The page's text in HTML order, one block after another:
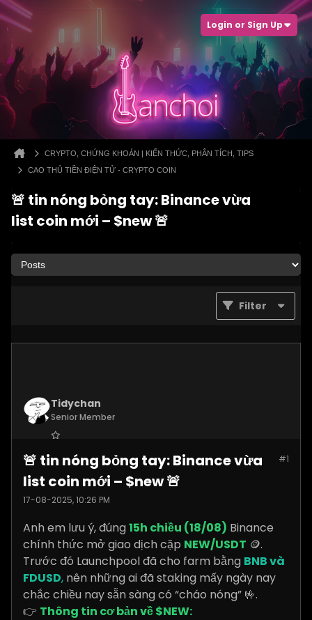
Login or Sign Up
CRYPTO, CHỨNG KHOÁN | KIẾN THỨC, PHÂN TÍCH, TIPS
CAO THỦ TIỀN ĐIỆN TỬ - CRYPTO COIN
🚨 tin nóng bỏng tay: Binance vừa
list coin mới – $new 🚨
Filter
Tidychan
Senior Member
Posts:1248 #1
🚨 tin nóng bỏng tay: Binance vừa
list coin mới – $new 🚨
17-08-2025, 10:26 PM
Anh em lưu ý, đúng 15h chiều (18/08) Binance
chính thức mở giao dịch cặp NEW/USDT 🪙.
Trước đó Launchpool đã cho farm bằng BNB và
FDUSD, nên những ai đã staking mấy ngày nay
chắc chiều nay sẵn sàng có “cháo nóng” 🤟.
👉 Thông tin cơ bản về $NEW: